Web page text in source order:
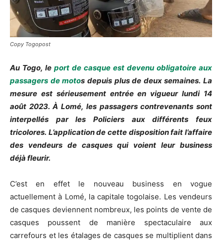
Copy Togopost
Au Togo, le port de casque est devenu obligatoire aux
passagers de motos depuis plus de deux semaines. La
mesure est sérieusement entrée en vigueur lundi 14
août 2023. À Lomé, les passagers contrevenants sont
interpellés par les Policiers aux différents feux
tricolores. L’application de cette disposition fait l’affaire
des vendeurs de casques qui voient leur business
déjà fleurir.
C’est en effet le nouveau business en vogue
actuellement à Lomé, la capitale togolaise. Les vendeurs
de casques deviennent nombreux, les points de vente de
casques poussent de manière spectaculaire aux
carrefours et les étalages de casques se multiplient dans